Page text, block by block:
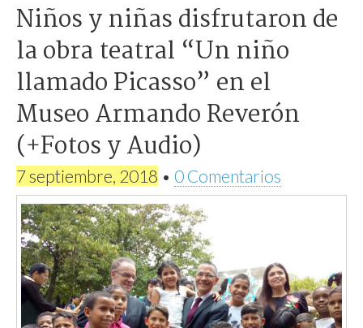
Niños y niñas disfrutaron de
la obra teatral “Un niño
llamado Picasso” en el
Museo Armando Reverón
(+Fotos y Audio)
7 septiembre, 2018 • 0 Comentarios